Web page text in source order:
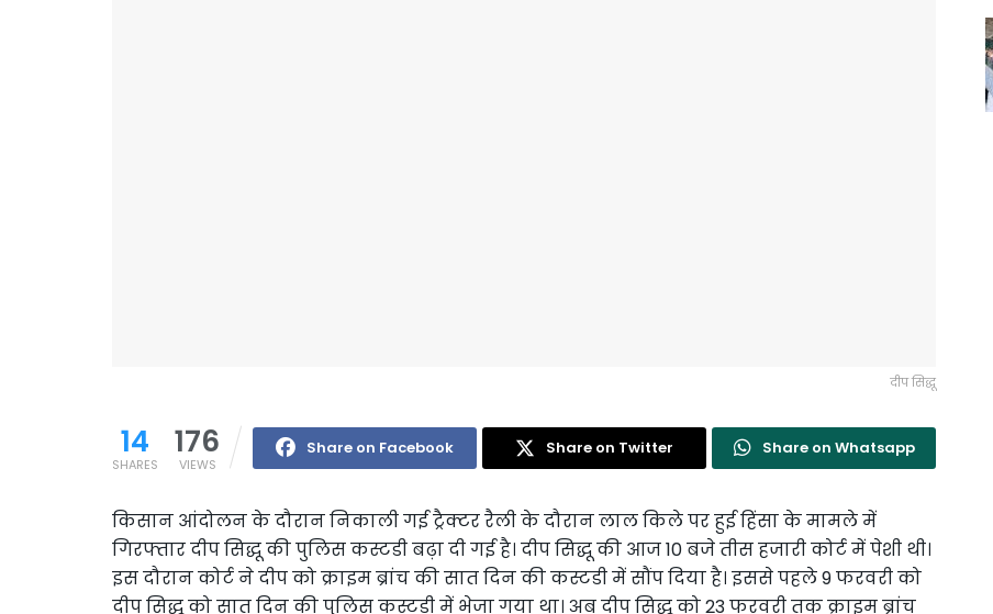
दीप सिद्धू
14
SHARES
176
VIEWS
Share on Facebook Share on Twitter Share on Whatsapp
किसान आंदोलन के दौरान निकाली गई ट्रैक्टर रैली के दौरान लाल किले पर हुई हिंसा के मामले में
गिरफ्तार दीप सिद्धू की पुलिस कस्टडी बढ़ा दी गई है। दीप सिद्धू की आज 10 बजे तीस हजारी कोर्ट में पेशी थी।
इस दौरान कोर्ट ने दीप को क्राइम ब्रांच की सात दिन की कस्टडी में सौंप दिया है। इससे पहले 9 फरवरी को
दीप सिद्धू को सात दिन की पुलिस कस्टडी में भेजा गया था। अब दीप सिद्धू को 23 फरवरी तक क्राइम ब्रांच